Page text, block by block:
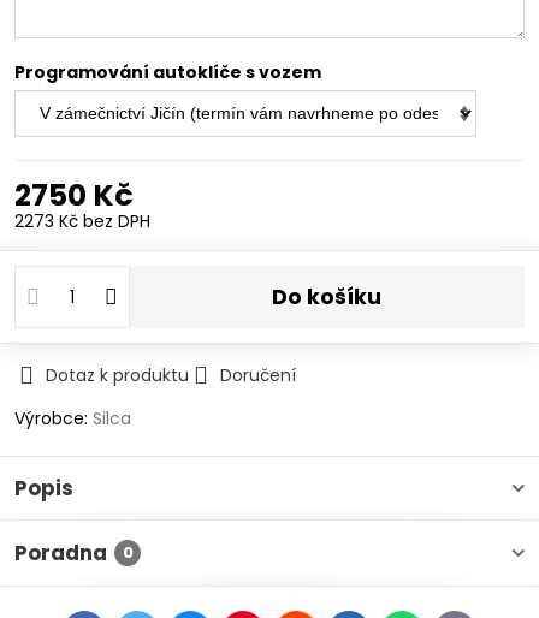
Programování autoklíče s vozem
2750 Kč
2273 Kč bez DPH
Do košíku
Dotaz k produktu
Doručení
Výrobce: Silca
Popis
Poradna 0